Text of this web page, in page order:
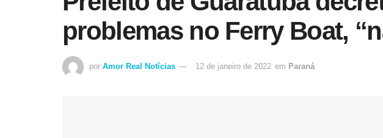
problemas no Ferry Boat,
por Amor Real Notícias 12 de janeiro de 2022 em Paraná